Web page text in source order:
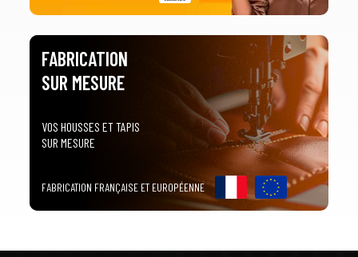
FABRICATION
SUR MESURE
VOS HOUSSES ET TAPIS
SUR MESURE
FABRICATION FRANÇAISE ET EUROPÉENNE